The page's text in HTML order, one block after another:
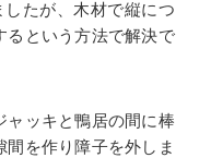
たが、木材で縦につ
るという方法で解決で
ャッキと鴨居の間に棒
間を作り障子を外しま